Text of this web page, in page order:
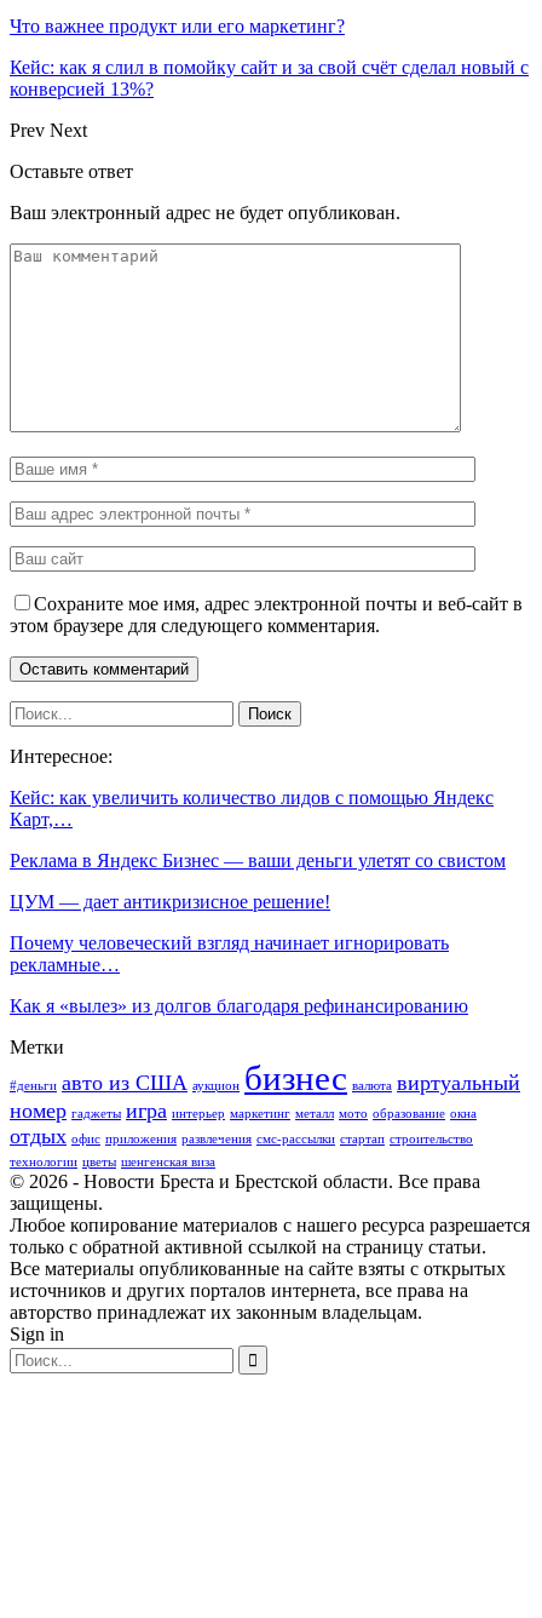
Что важнее продукт или его маркетинг?
Кейс: как я слил в помойку сайт и за свой счёт сделал новый с
конверсией 13%?
Prev Next
Оставьте ответ
Ваш электронный адрес не будет опубликован.
Сохраните мое имя, адрес электронной почты и веб-сайт в
этом браузере для следующего комментария.
Интересное:
Кейс: как увеличить количество лидов с помощью Яндекс
Карт,…
Реклама в Яндекс Бизнес — ваши деньги улетят со свистом
ЦУМ — дает антикризисное решение!
Почему человеческий взгляд начинает игнорировать
рекламные…
Как я «вылез» из долгов благодаря рефинансированию
Метки
#деньги авто из США аукцион бизнес валюта виртуальный
номер гаджеты игра интерьер маркетинг металл мото образование окна
отдых офис приложения развлечения смс-рассылки стартап строительство
технологии цветы шенгенская виза
© 2026 - Новости Бреста и Брестской области. Все права
защищены.
Любое копирование материалов с нашего ресурса разрешается
только с обратной активной ссылкой на страницу статьи.
Все материалы опубликованные на сайте взяты с открытых
источников и других порталов интернета, все права на
авторство принадлежат их законным владельцам.
Sign in